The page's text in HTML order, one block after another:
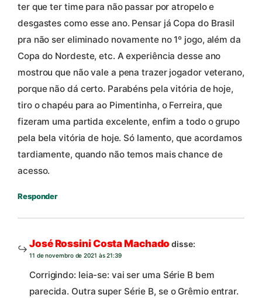
ter que ter time para não passar por atropelo e
desgastes como esse ano. Pensar já Copa do Brasil
pra não ser eliminado novamente no 1º jogo, além da
Copa do Nordeste, etc. A experiência desse ano
mostrou que não vale a pena trazer jogador veterano,
porque não dá certo. Parabéns pela vitória de hoje,
tiro o chapéu para ao Pimentinha, o Ferreira, que
fizeram uma partida excelente, enfim a todo o grupo
pela bela vitória de hoje. Só lamento, que acordamos
tardiamente, quando não temos mais chance de
acesso.
Responder
José Rossini Costa Machado disse:
11 de novembro de 2021 às 21:39
Corrigindo: leia-se: vai ser uma Série B bem
parecida. Outra super Série B, se o Grêmio entrar.